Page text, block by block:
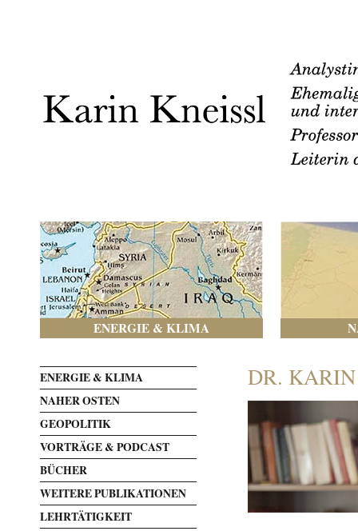
ENERGIE & KLIMA
DR.
ENERGIE & KLIMA
NAHER OSTEN
GEOPOLITIK
VORTRÄGE & PODCAST
BÜCHER
WEITERE PUBLIKATIONEN
LEHRTÄTIGKEIT